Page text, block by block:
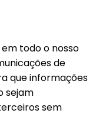
em todo o nosso
de
que informações
sejam
sem